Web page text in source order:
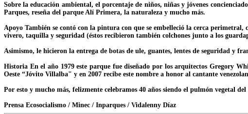
Sobre la educación ambiental, el porcentaje de niños, niñas y jóvenes
Parques, reseña del parque Alí Primera, la naturaleza y mucho más.
Apoyo También se contó con la pintura con que se embelleció la cerca
vivero, taquilla y seguridad (éstos recibieron también colchones junto a los
Asimismo, le hicieron la entrega de botas de ule, guantes, lentes de seguridad y
Historia En el año 1979 este parque fue diseñado por los arquitectos Gregory
Oeste “Jóvito Villalba" y en 2007 recibe este nombre a honor al cantante
Por esto y mucho más, felizmente celebramos 40 años siendo el pulmón vegetal
Prensa Ecosocialismo / Minec / Inparques / Vidalenny Díaz